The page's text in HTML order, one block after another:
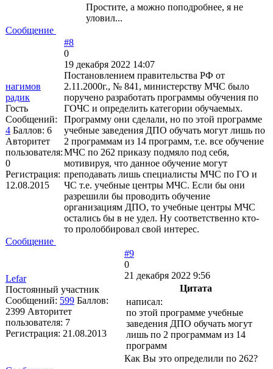
Простите, а можно поподробнее, я не
уловил...
Сообщение
нагимов
радик
Гость
Сообщений:
4 Баллов: 6
Авторитет
пользователя:
0
Регистрация:
12.08.2015
#8
0
19 декабря 2022 14:07
Постановлением правительства РФ от
2.11.2000г., № 841, министерству МЧС было
поручено разработать программы обучения по
ГОЧС и определить категории обучаемых.
Программу они сделали, но по этой программе
учебные заведения ДПО обучать могут лишь по
2 программам из 14 программ, т.е. все обучение
МЧС по 262 приказу подмяло под себя,
мотивируя, что данное обучение могут
преподавать лишь специалисты МЧС по ГО и
ЧС т.е. учебные центры МЧС. Если бы они
разрешили бы проводить обучение
организациям ДПО, то учебные центры МЧС
остались бы в не удел. Ну соответственно кто-
то пролоббировал свой интерес.
Сообщение
Lefar
Постоянный участник
Сообщений: 599 Баллов:
2399 Авторитет
пользователя: 7
Регистрация: 21.08.2013
#9
0
21 декабря 2022 9:56
Цитата
написал:
по этой программе учебные
заведения ДПО обучать могут
лишь по 2 программам из 14
программ
Как Вы это определили по 262?